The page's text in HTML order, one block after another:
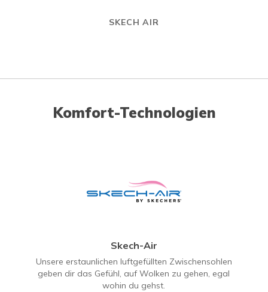
SKECH AIR
Komfort-Technologien
Skech-Air
Unsere erstaunlichen luftgefüllten Zwischensohlen
geben dir das Gefühl, auf Wolken zu gehen, egal
wohin du gehst.